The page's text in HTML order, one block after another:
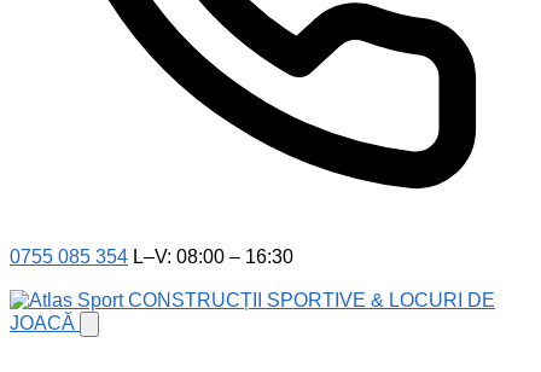
0755 085 354 L–V: 08:00 – 16:30
CONSTRUCȚII SPORTIVE & LOCURI DE
JOACĂ